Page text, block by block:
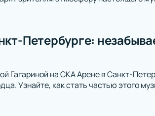
Петербурге:
Гагариной на СКА Арене в Санкт-
Узнайте, как стать частью этого